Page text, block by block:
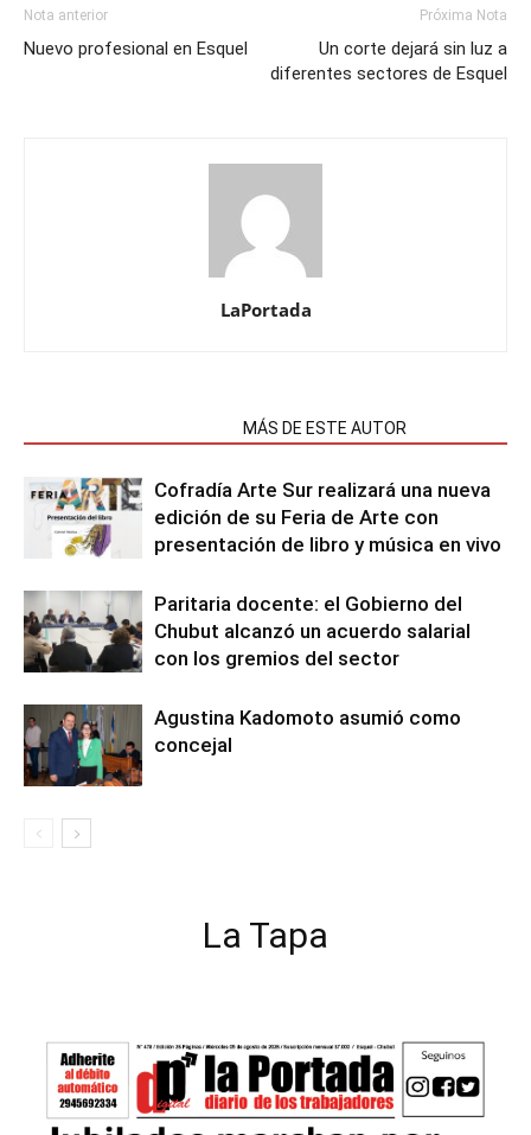
Nota anterior
Nuevo profesional en Esquel
Próxima Nota
Un corte dejará sin luz a
diferentes sectores de Esquel
LaPortada
MÁS DE ESTE AUTOR
Cofradía Arte Sur realizará una nueva
edición de su Feria de Arte con
presentación de libro y música en vivo
Paritaria docente: el Gobierno del
Chubut alcanzó un acuerdo salarial
con los gremios del sector
Agustina Kadomoto asumió como
concejal
La Tapa